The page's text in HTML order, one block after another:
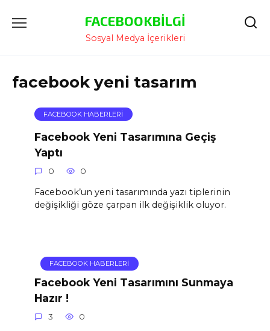
Atla
FACEBOOKBILGI
Sosyal Medya İçerikleri
facebook yeni tasarım
FACEBOOK HABERLERI
Facebook Yeni Tasarımına Geçiş
Yaptı
0 0
Facebook’un yeni tasarımında yazı tiplerinin
değişikliği göze çarpan ilk değişiklik oluyor.
FACEBOOK HABERLERI
Facebook Yeni Tasarımını Sunmaya
Hazır !
3 0